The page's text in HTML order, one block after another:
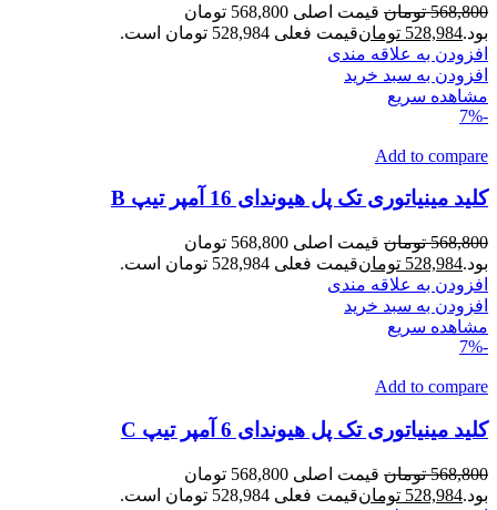
568,800 تومان
قیمت اصلی 568,800 تومان
بود.528,984 تومانقیمت فعلی 528,984 تومان است.
افزودن به علاقه مندی
افزودن به سبد خرید
مشاهده سریع
-7%
Add to compare
کلید مینیاتوری تک پل هیوندای 16 آمپر تیپ B
568,800 تومان
قیمت اصلی 568,800 تومان
بود.528,984 تومانقیمت فعلی 528,984 تومان است.
افزودن به علاقه مندی
افزودن به سبد خرید
مشاهده سریع
-7%
Add to compare
کلید مینیاتوری تک پل هیوندای 6 آمپر تیپ C
568,800 تومان
قیمت اصلی 568,800 تومان
بود.528,984 تومانقیمت فعلی 528,984 تومان است.